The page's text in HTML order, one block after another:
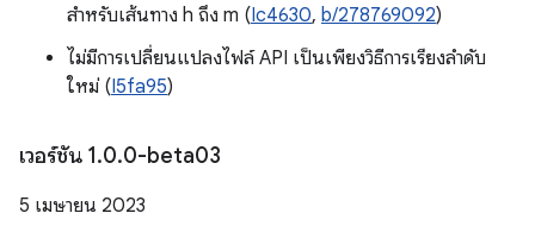
สำหรับเส้นทาง h ถึง m (Ic4630, b/278769092)
ไม่มีการเปลี่ยนแปลงไฟล์ API เป็นเพียงวิธีการเรียงลำดับ
ใหม่ (I5fa95)
เวอร์ชัน 1.0.0-beta03
5 เมษายน 2023